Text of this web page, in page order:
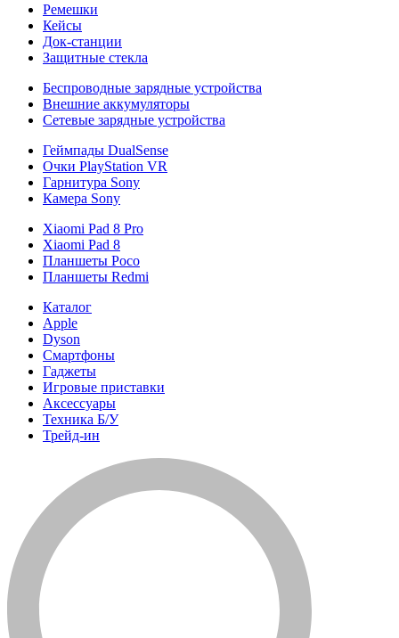
Ремешки
Кейсы
Док-станции
Защитные стекла
Беспроводные зарядные устройства
Внешние аккумуляторы
Сетевые зарядные устройства
Геймпады DualSense
Очки PlayStation VR
Гарнитура Sony
Камера Sony
Xiaomi Pad 8 Pro
Xiaomi Pad 8
Планшеты Poco
Планшеты Redmi
Каталог
Apple
Dyson
Смартфоны
Гаджеты
Игровые приставки
Аксессуары
Техника Б/У
Трейд-ин